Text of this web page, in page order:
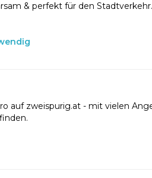
& perfekt für den
auf zweispurig.at - mit vielen